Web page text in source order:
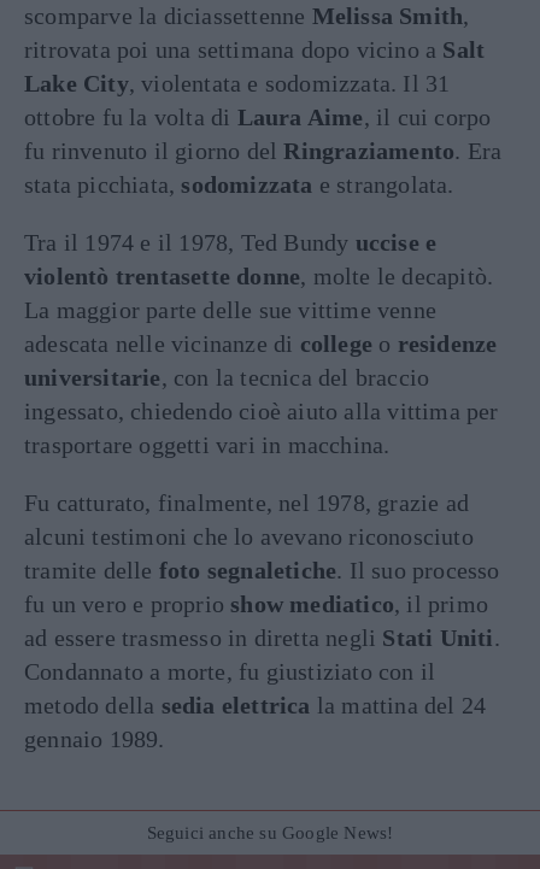
scomparve la diciassettenne Melissa Smith,
ritrovata poi una settimana dopo vicino a Salt
Lake City, violentata e sodomizzata. Il 31
ottobre fu la volta di Laura Aime, il cui corpo
fu rinvenuto il giorno delRingraziamento. Era
stata picchiata, sodomizzata e strangolata.
Tra il 1974 e il 1978, Ted Bundy uccise e
violentò trentasette donne, molte le decapitò.
La maggior parte delle sue vittime venne
adescata nelle vicinanze di college o residenze
universitarie, con la tecnica del braccio
ingessato, chiedendo cioè aiuto alla vittima per
trasportare oggetti vari in macchina.
Fu catturato, finalmente, nel 1978, grazie ad
alcuni testimoni che lo avevano riconosciuto
tramite delle foto segnaletiche. Il suo processo
fu un vero e proprio show mediatico, il primo
ad essere trasmesso in diretta negli Stati Uniti.
Condannato a morte, fu giustiziato con il
metodo della sedia elettrica la mattina del 24
gennaio 1989.
Seguici anche su Google News!